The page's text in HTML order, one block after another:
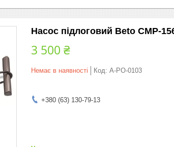
Насос підлоговий Beto CMP-
3 500 ₴
Немає в наявності Код: A-PO-0103
+380 (63) 130-79-13